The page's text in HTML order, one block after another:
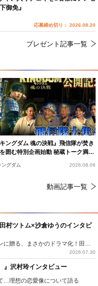
キングダム 魂の決戦』飛信隊が焚き
囲む特別企画始動 秘蔵トーク満載
“キングダムキャンプ”開催
ングダム 2026.08.06
動画記事一覧
村ツトム×沙倉ゆうのインタビ
『侍タイムスリッパー』ファンに贈る、まさかのドラマ化！田村ツトム×沙倉ゆうのが語る『心配無用ノ介』撮影秘話
2026.07.30
』沢村玲インタビュー
…理想の恋愛像について語る
御免』
応募締め切り： 2026.08.20
プレゼント記事一覧